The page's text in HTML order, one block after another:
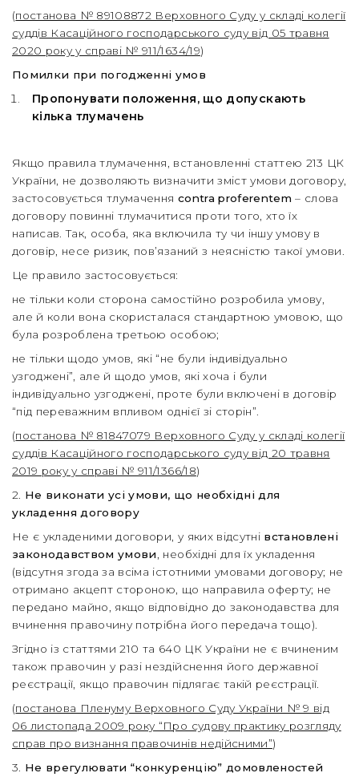
(постанова № 89108872 Верховного Суду у складі колегії
суддів Касаційного господарського суду від 05 травня
2020 року у справі № 911/1634/19)
Помилки при погодженні умов
Пропонувати положення, що допускають
кілька тлумачень
Якщо правила тлумачення, встановленні статтею 213 ЦК
України, не дозволяють визначити зміст умови договору,
застосовується тлумачення contra proferentem – слова
договору повинні тлумачитися проти того, хто їх
написав. Так, особа, яка включила ту чи іншу умову в
договір, несе ризик, пов’язаний з неясністю такої умови.
Це правило застосовується:
не тільки коли сторона самостійно розробила умову,
але й коли вона скористалася стандартною умовою, що
була розроблена третьою особою;
не тільки щодо умов, які “не були індивідуально
узгоджені”, але й щодо умов, які хоча і були
індивідуально узгоджені, проте були включені в договір
“під переважним впливом однієї зі сторін”.
(постанова № 81847079 Верховного Суду у складі колегії
суддів Касаційного господарського суду від 20 травня
2019 року у справі № 911/1366/18)
2. Не виконати усі умови, що необхідні для
укладення договору
Не є укладеними договори, у яких відсутнівстановлені
законодавством умови
, необхідні для їх укладення
(відсутня згода за всіма істотними умовами договору; не
отримано акцепт стороною, що направила оферту; не
передано майно, якщо відповідно до законодавства для
вчинення правочину потрібна його передача тощо).
Згідно із статтями 210 та 640 ЦК України не є вчиненим
також правочин у разі нездійснення його державної
реєстрації, якщо правочин підлягає такій реєстрації.
(постанова Пленуму Верховного Суду України № 9 від
06 листопада 2009 року “Про судову практику розгляду
справ про визнання правочинів недійсними”)
3. Не врегулювати “конкуренцію” домовленостей